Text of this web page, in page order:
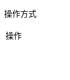
操作方式
操作